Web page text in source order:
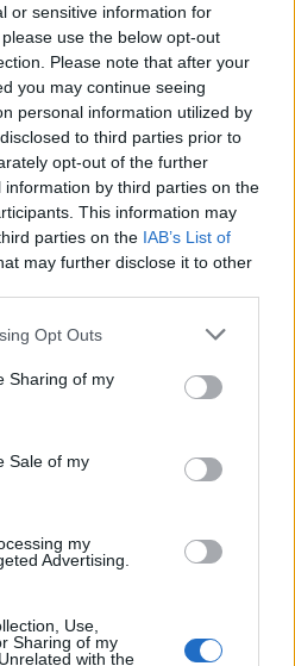
or sensitive information for
use the below opt-out
Please note that after your
you may continue seeing
personal information utilized by
to third parties prior to
opt-out of the further
by third parties on the
This information may
parties on the IAB’s List of
may further disclose it to other
Opt Outs
Sharing of my
Sale of my
my
Advertising.
Use,
Sharing of my
with the
na gemiste
speler naast Míchel worden
haalbaar”: Weghorst blikt
van Ajax worden steeds